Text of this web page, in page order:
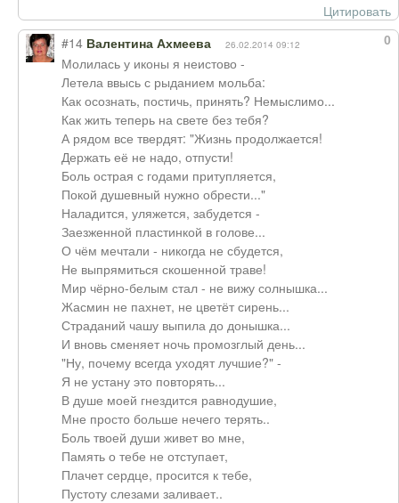
Цитировать
0
#14 Валентина Ахмеева 26.02.2014 09:12
Молилась у иконы я неистово -
Летела ввысь с рыданием мольба:
Как осознать, постичь, принять? Немыслимо...
Как жить теперь на свете без тебя?
А рядом все твердят: "Жизнь продолжается!
Держать её не надо, отпусти!
Боль острая с годами притупляется,
Покой душевный нужно обрести..."
Наладится, уляжется, забудется -
Заезженной пластинкой в голове...
О чём мечтали - никогда не сбудется,
Не выпрямиться скошенной траве!
Мир чёрно-белым стал - не вижу солнышка...
Жасмин не пахнет, не цветёт сирень...
Страданий чашу выпила до донышка...
И вновь сменяет ночь промозглый день...
"Ну, почему всегда уходят лучшие?" -
Я не устану это повторять...
В душе моей гнездится равнодушие,
Мне просто больше нечего терять..
Боль твоей души живет во мне,
Память о тебе не отступает,
Плачет сердце, просится к тебе,
Пустоту слезами заливает..